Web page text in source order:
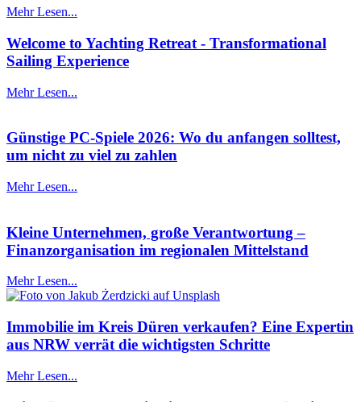
Mehr Lesen...
Welcome to Yachting Retreat - Transformational
Sailing Experience
Mehr Lesen...
Günstige PC-Spiele 2026: Wo du anfangen solltest,
um nicht zu viel zu zahlen
Mehr Lesen...
Kleine Unternehmen, große Verantwortung –
Finanzorganisation im regionalen Mittelstand
Mehr Lesen...
Immobilie im Kreis Düren verkaufen? Eine Expertin
aus NRW verrät die wichtigsten Schritte
Mehr Lesen...